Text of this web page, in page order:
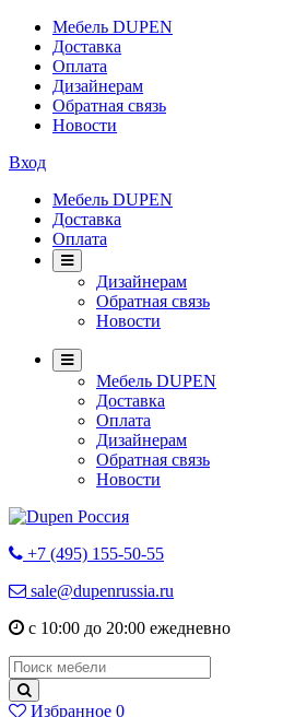
Мебель DUPEN
Доставка
Оплата
Дизайнерам
Обратная связь
Новости
Вход
Мебель DUPEN
Доставка
Оплата
Дизайнерам
Обратная связь
Новости
Мебель DUPEN
Доставка
Оплата
Дизайнерам
Обратная связь
Новости
+7 (495) 155-50-55
sale@dupenrussia.ru
с 10:00 до 20:00 ежедневно
Избранное 0